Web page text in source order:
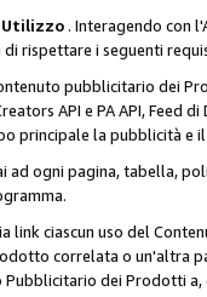
Utilizzo . Interagendo con
rispettare i seguenti
pubblicitario dei
API e PA API, Feed
principale la pubblicità e
ad ogni pagina, tabella,
link ciascun uso del
correlata o un'altra
Pubblicitario dei Prodotti